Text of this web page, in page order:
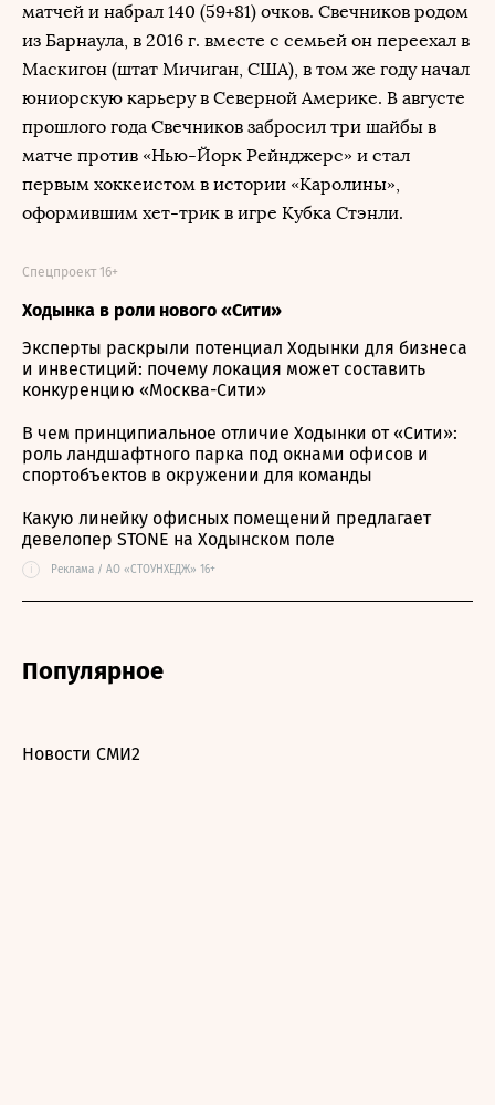
матчей и набрал 140 (59+81) очков. Свечников родом
из Барнаула, в 2016 г. вместе с семьей он переехал в
Маскигон (штат Мичиган, США), в том же году начал
юниорскую карьеру в Северной Америке. В августе
прошлого года Свечников забросил три шайбы в
матче против «Нью-Йорк Рейнджерс» и стал
первым хоккеистом в истории «Каролины»,
оформившим хет-трик в игре Кубка Стэнли.
Ходынка в роли нового «Сити»
Спецпроект 16+
Эксперты раскрыли потенциал Ходынки для бизнеса
и инвестиций: почему локация может составить
конкуренцию «Москва-Сити»
В чем принципиальное отличие Ходынки от «Сити»:
роль ландшафтного парка под окнами офисов и
спортобъектов в окружении для команды
Какую линейку офисных помещений предлагает
девелопер STONE на Ходынском поле
i Реклама / АО «СТОУНХЕДЖ» 16+
Популярное
Новости СМИ2